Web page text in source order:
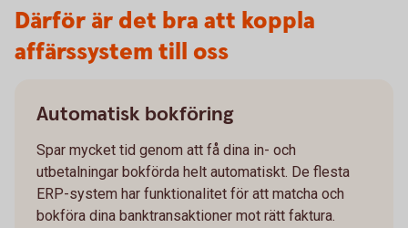
Därför är det bra att koppla
affärssystem till oss
Automatisk bokföring
Spar mycket tid genom att få dina in- och
utbetalningar bokförda helt automatiskt. De flesta
ERP-system har funktionalitet för att matcha och
bokföra dina banktransaktioner mot rätt faktura.